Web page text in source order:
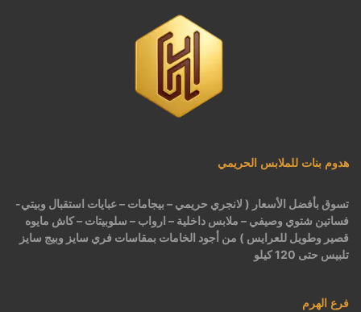
هدوم بنات للملابس الحريمي
تسوق بأفضل الأسعار ( لانجري حريمي – بيجامات – عبايات استقبال وبيتي-
فساتين شتوي وصيفي – ملابس داخلية – ارواب – سلوبيتات – كاش مايوه
قصير وطويل للعرايس ) من أجود الخامات بمقاسات فري سايز وبيج سايز
تلبيس حتى 120 كيلو
فرع الهرم